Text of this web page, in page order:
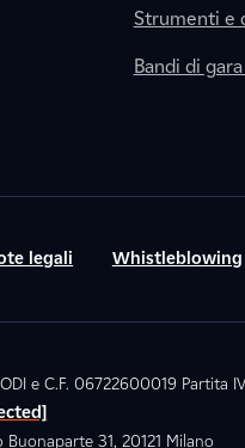
Strumenti e
Bandi di
legali Whistleblowing
e C.F. 06722600019 Partita
31, 20121 Milano